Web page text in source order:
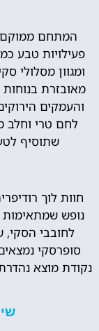
המתחם ממוקם
פעילויות טבע
ומגוון מסלולי
מאובזרת
והעמקים
לחם טרי וחלב
שתוסיף
חוות לוך
נופש
לחובבי הסקי,
סופרסקי
נקודת מוצא